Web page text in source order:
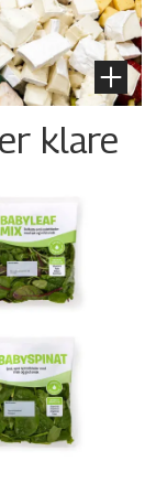
klare